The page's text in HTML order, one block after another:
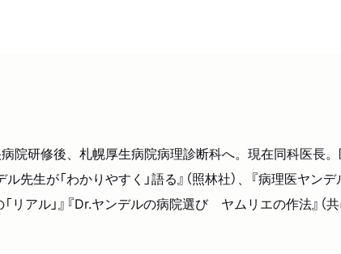
研修後、札幌厚生病院病理診断科へ。現在同科医長
生が「わかりやすく」語る』（照林社）、『病理医ヤ
アル」』『Dr.ヤンデルの病院選び ヤムリエの作法』（共